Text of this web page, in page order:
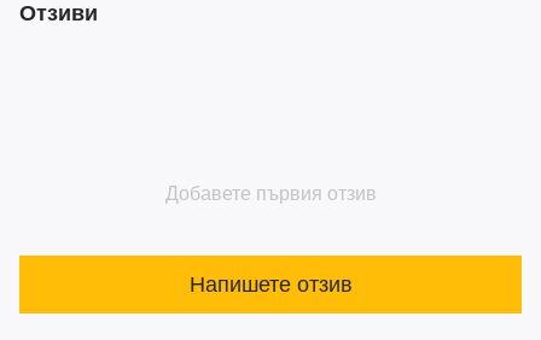
Отзиви
Добавете първия отзив
Напишете отзив